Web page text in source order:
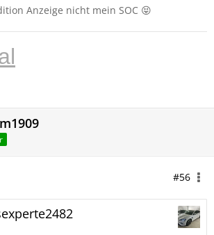
Anzeige nicht mein SOC 😝
#56